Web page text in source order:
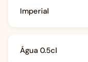
Imperial
Água 0.5cl